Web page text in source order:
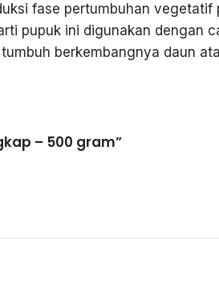
fase pertumbuhan vegetatif
pupuk ini digunakan dengan
berkembangnya daun
– 500 gram”